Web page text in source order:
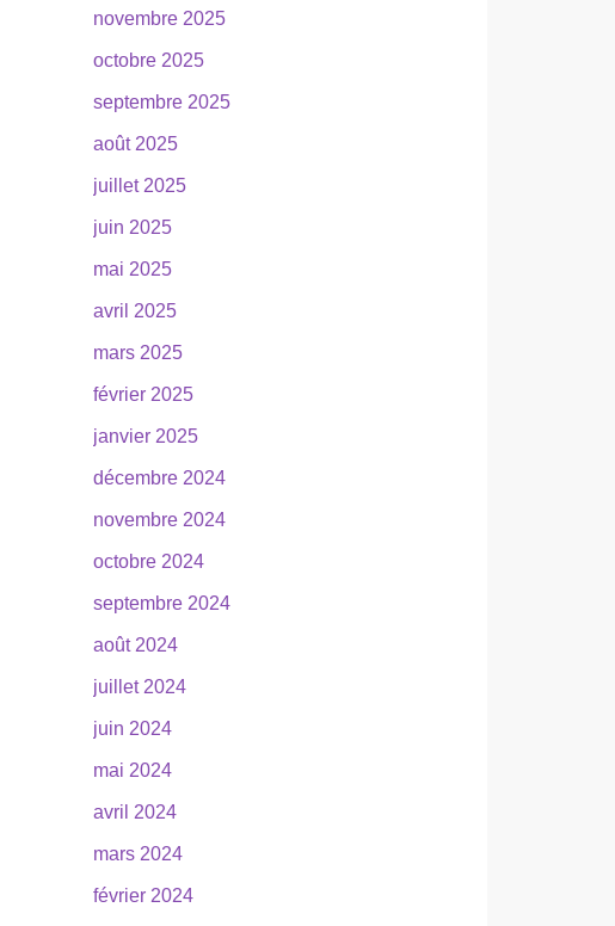
novembre 2025
octobre 2025
septembre 2025
août 2025
juillet 2025
juin 2025
mai 2025
avril 2025
mars 2025
février 2025
janvier 2025
décembre 2024
novembre 2024
octobre 2024
septembre 2024
août 2024
juillet 2024
juin 2024
mai 2024
avril 2024
mars 2024
février 2024